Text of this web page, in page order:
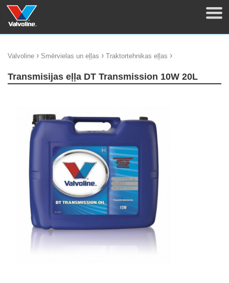
Valvoline › Smērvielas un eļļas › Traktortehnikas eļļas ›
Transmisijas eļļa DT Transmission 10W 20L